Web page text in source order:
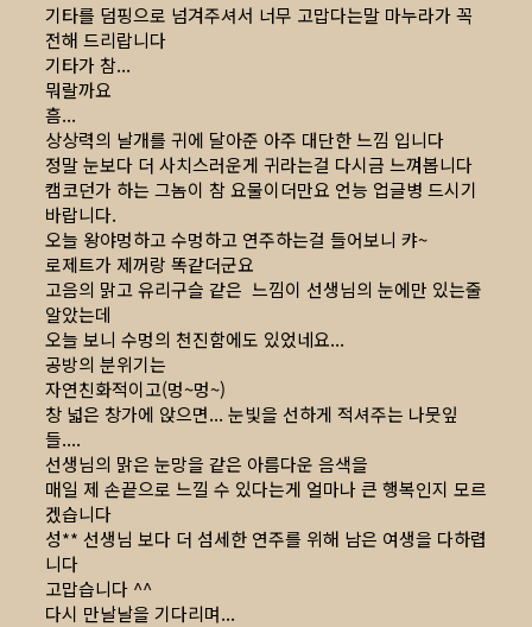
기타를 덤핑으로 넘겨주셔서 너무 고맙다는말 마누라가 꼭
전해 드리랍니다
기타가 참...
뭐랄까요
흠...
상상력의 날개를 귀에 달아준 아주 대단한 느낌 입니다
정말 눈보다 더 사치스러운게 귀라는걸 다시금 느껴봅니다
캠코던가 하는 그놈이 참 요물이더만요 언능 업글병 드시기
바랍니다.
오늘 왕야멍하고 수멍하고 연주하는걸 들어보니 캬~
로제트가 제꺼랑 똑같더군요
고음의 맑고 유리구슬 같은 느낌이 선생님의 눈에만 있는줄
알았는데
오늘 보니 수멍의 천진함에도 있었네요...
공방의 분위기는
자연친화적이고(멍~멍~)
창 넓은 창가에 앉으면... 눈빛을 선하게 적셔주는 나뭇잎
들....
선생님의 맑은 눈망을 같은 아름다운 음색을
매일 제 손끝으로 느낄 수 있다는게 얼마나 큰 행복인지 모르
겠습니다
성** 선생님 보다 더 섬세한 연주를 위해 남은 여생을 다하렵
니다
고맙습니다 ^^
다시 만날날을 기다리며...